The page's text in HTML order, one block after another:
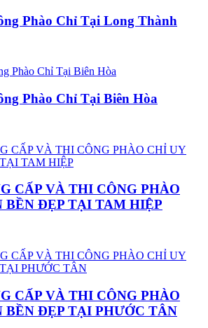
Phào Chỉ Tại Long Thành
Phào Chỉ Tại Biên Hòa
CẤP VÀ THI CÔNG PHÀO
BỀN ĐẸP TẠI TAM HIỆP
CẤP VÀ THI CÔNG PHÀO
BỀN ĐẸP TẠI PHƯỚC TÂN